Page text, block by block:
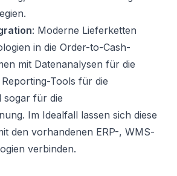
: Moderne Lieferketten
in die Order-to-Cash-
mit Datenanalysen für die
Tools für die
sogar für die
Im Idealfall lassen sich diese
den vorhandenen ERP-, WMS-
verbinden.